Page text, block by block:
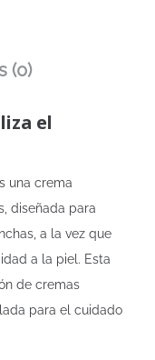
(0)
el
una crema
diseñada para
a la vez que
a la piel. Esta
de cremas
para el cuidado